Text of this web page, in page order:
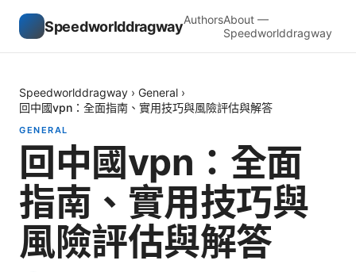
SpeedworlddragwayAuthorsAbout —
Speedworlddragway
Speedworlddragway › General ›
回中國vpn：全面指南、實用技巧與風險評估與解答
GENERAL
回中國vpn：全面
指南、實用技巧與
風險評估與解答